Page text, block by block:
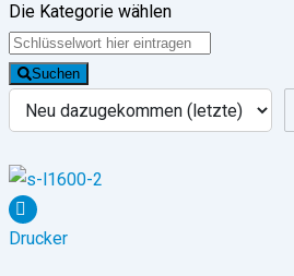
Die Kategorie wählen
Suchen
Drucker